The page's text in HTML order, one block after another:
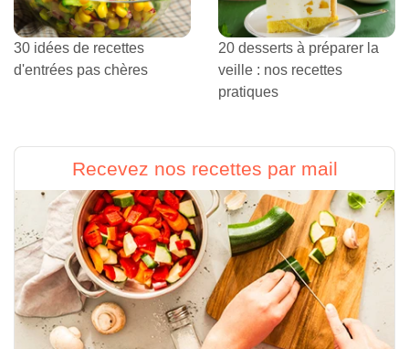
30 idées de recettes
d'entrées pas chères
20 desserts à préparer la
veille : nos recettes
pratiques
Recevez nos recettes par mail